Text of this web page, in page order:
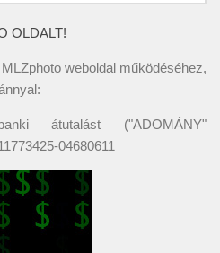
OLDALT!
weboldal működéséhez,
átutalást ("ADOMÁNY"
04680611